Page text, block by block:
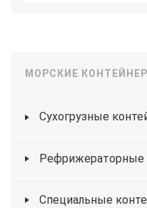
МОРСКИЕ
Сухогрузные
Рефрижераторные
Специальные